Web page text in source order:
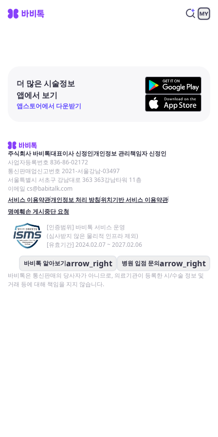
더 많은 시술정보
앱에서 보기
앱스토어에서 다운받기
주식회사 바비톡대표이사 신정인개인정보 관리책임자 신정인
사업자등록번호 836-86-02172
통신판매업신고번호 2021-서울강남-03497
서울특별시 서초구 강남대로 363 363강남타워 11층
이메일 cs@babitalk.com
서비스 이용약관개인정보 처리 방침위치기반 서비스 이용약관
명예훼손 게시중단 요청
[인증범위] 바비톡 서비스 운영
(심사받지 않은 물리적 인프라 제외)
[유효기간] 2024.02.07 ~ 2027.02.06
바비톡 알아보기arrow_right 병원 입점 문의arrow_right
바비톡은 통신판매의 당사자가 아니므로, 의료기관이 등록한 시/수술 정보 및
거래 등에 대해 책임을 지지 않습니다.